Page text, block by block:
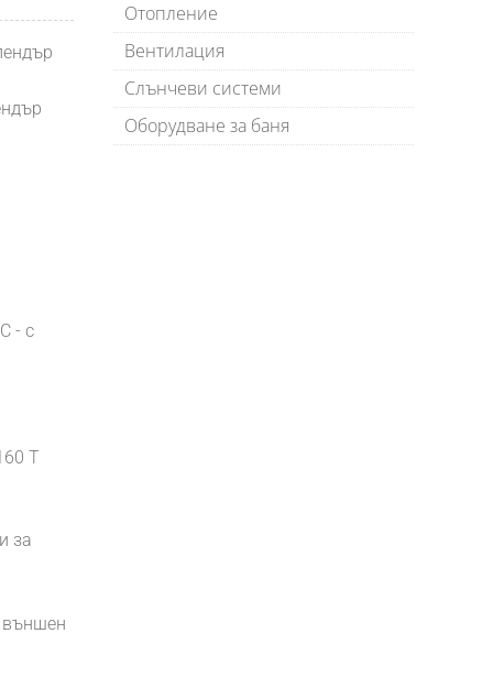
- с
T
за
външен
Отопление
Вентилация
Слънчеви системи
Оборудване за баня